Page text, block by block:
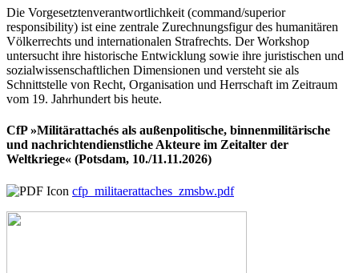
Die Vorgesetztenverantwortlichkeit (command/superior
responsibility) ist eine zentrale Zurechnungsfigur des humanitären
Völkerrechts und internationalen Strafrechts. Der Workshop
untersucht ihre historische Entwicklung sowie ihre juristischen und
sozialwissenschaftlichen Dimensionen und versteht sie als
Schnittstelle von Recht, Organisation und Herrschaft im Zeitraum
vom 19. Jahrhundert bis heute.
CfP »Militärattachés als außenpolitische, binnenmilitärische
und nachrichtendienstliche Akteure im Zeitalter der
Weltkriege« (Potsdam, 10./11.11.2026)
cfp_militaerattaches_zmsbw.pdf